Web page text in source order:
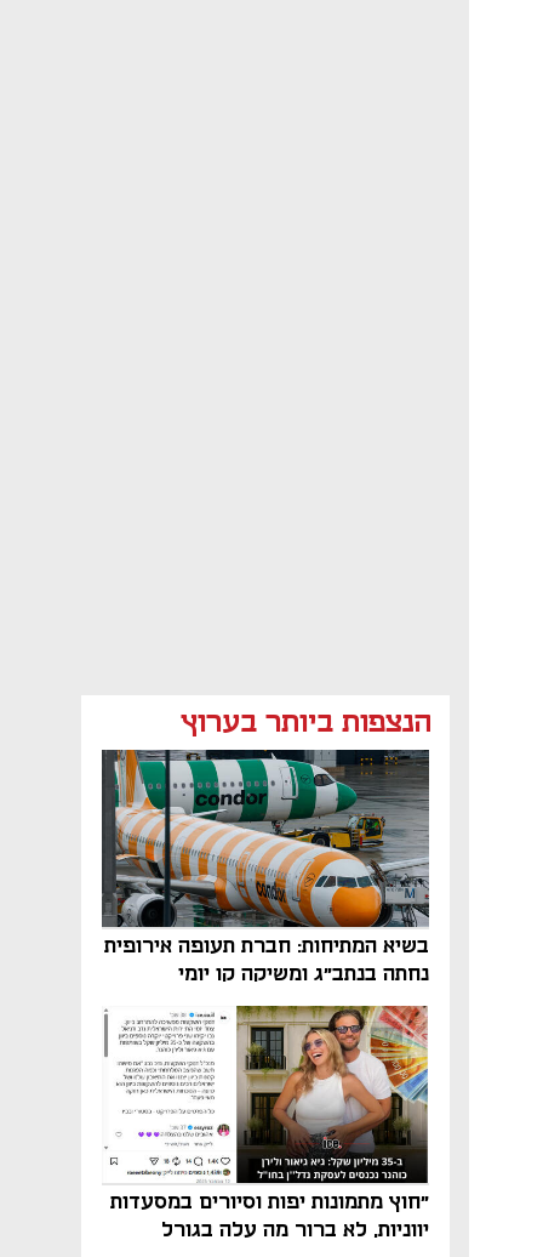
הנצפות ביותר בערוץ
בשיא המתיחות: חברת תעופה אירופית
נחתה בנתב"ג ומשיקה קו יומי
"חוץ מתמונות יפות וסיורים במסעדות
יווניות, לא ברור מה עלה בגורל